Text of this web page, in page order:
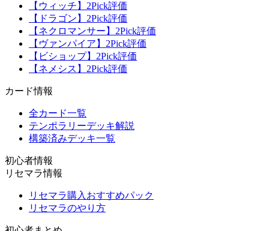
【ウィッチ】2Pick評価
【ドラゴン】2Pick評価
【ネクロマンサー】2Pick評価
【ヴァンパイア】2Pick評価
【ビショップ】2Pick評価
【ネメシス】2Pick評価
カード情報
全カード一覧
テンポラリーデッキ解説
構築済みデッキ一覧
初心者情報
リセマラ情報
リセマラ購入おすすめパック
リセマラのやり方